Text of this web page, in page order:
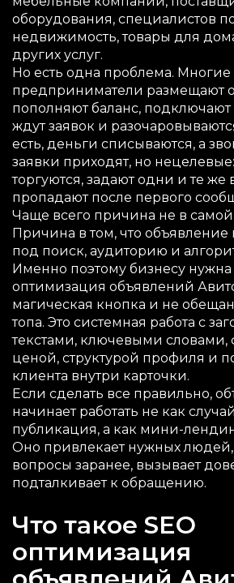
оборудования, специалистов
недвижимость, товары для
других услуг.
Но есть одна проблема. Многие
предприниматели размещают
пополняют баланс,
ждут заявок и
есть, деньги списываются, а
заявки приходят, но
торгуются, задают одни и те же
пропадают после первого
Чаще всего причина не в
Причина в том, что объявление
под поиск, аудиторию и
Именно поэтому бизнесу нужна
оптимизация объявлений
магическая кнопка и не
топа. Это системная работа с
текстами, ключевыми словами,
ценой, структурой профиля и
клиента внутри карточки.
Если сделать все правильно,
начинает работать не как
публикация, а как мини-
Оно привлекает нужных людей,
вопросы заранее, вызывает
подталкивает к обращению.
Что такое SEO
оптимизация